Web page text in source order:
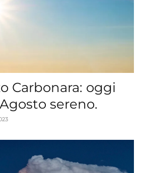
Carbonara: oggi
sereno.